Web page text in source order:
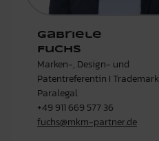
Gabriele
Fuchs
Marken-, Design- und
Patentreferentin I Trademark
Paralegal
+49 911 669 577 36
fuchs@mkm-partner.de